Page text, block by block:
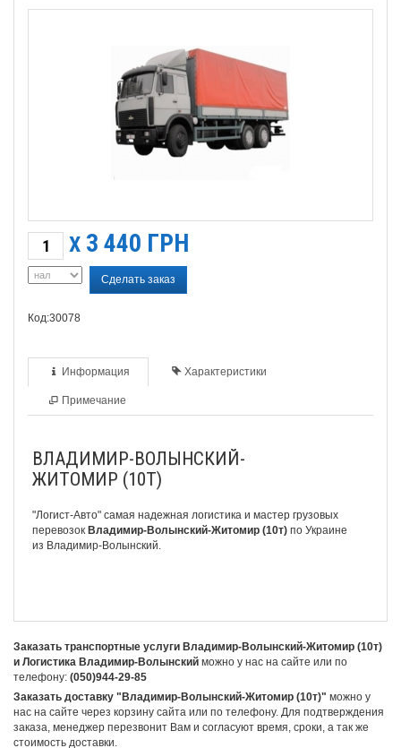
X 3 440 ГРН
Сделать заказ
Код:30078
Информация Характеристики
Примечание
ВЛАДИМИР-ВОЛЫНСКИЙ-
ЖИТОМИР (10Т)
"Логист-Авто" самая надежная логистика и мастер грузовых
перевозок Владимир-Волынский-Житомир (10т) по Украине
из Владимир-Волынский.
Заказать транспортные услуги Владимир-Волынский-Житомир (10т)
и Логистика Владимир-Волынский можно у нас на сайте или по
телефону: (050)944-29-85
Заказать доставку "Владимир-Волынский-Житомир (10т)" можно у
нас на сайте через корзину сайта или по телефону. Для подтверждения
заказа, менеджер перезвонит Вам и согласуют время, сроки, а так же
стоимость доставки.